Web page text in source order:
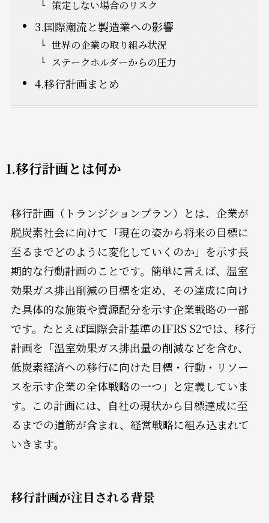
策定しない場合のリスク
3.国際潮流と製造業への影響
世界の企業の取り組み状況
ステークホルダーからの圧力
4.移行計画まとめ
1.移行計画とは何か
移行計画（トランジションプラン）とは、企業が
脱炭素社会に向けて「現在の姿から将来の目標に
至るまでどのように変化していくのか」を示す長
期的な行動計画のことです。簡単に言えば、温室
効果ガス排出削減の目標を定め、その達成に向け
た具体的な施策や資源配分を示す企業戦略の一部
です。たとえば国際会計基準のIFRS S2では、移行
計画を「温室効果ガス排出量の削減などを含む、
低炭素経済への移行に向けた目標・行動・リソー
スを示す企業の全体戦略の一つ」と定義していま
す。この計画には、自社の現状から目標達成に至
るまでの道筋が含まれ、経営戦略に組み込まれて
いきます。
移行計画が注目される背景